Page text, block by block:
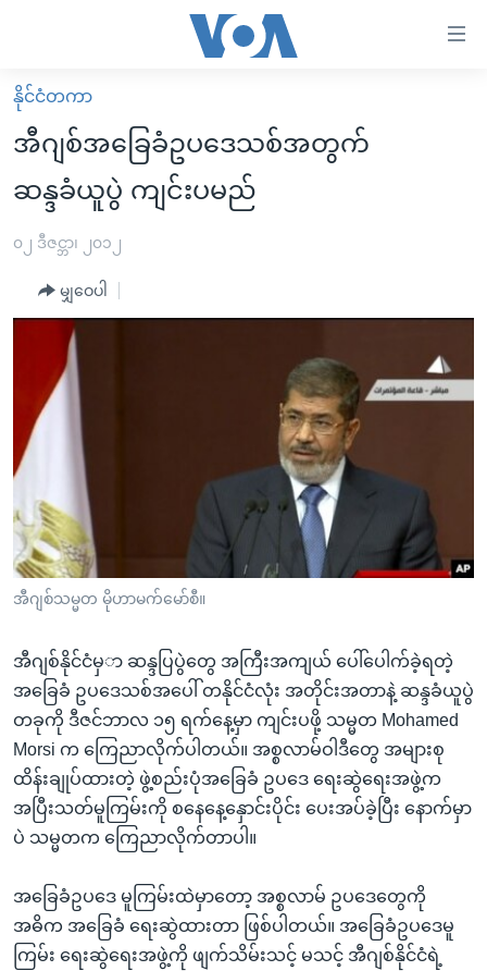
လွယ်ကူ
စေ
Link
များ
အကြောင်းအရာ
ကြည့်
ပင်မ
ညွန်း
စာမျက်နှာ
ကျော်
ရန်
ရှာဖွေ
ရန်
နေရာ
သို့
ကျော်
ရန်
မူလစာမျက်နှာ
မြန်မာ
ကမ္ဘာ့သတင်းများ
နိုင်ငံတကာ
အစ္စရေး-ပါလက်စတိုင်း
ဗွီဒီယို
ရပ်ဝန်းတခု လမ်းတခု အလွန်
အင်္ဂလိပ်စာလေ့လာမယ်
အမေရိကန်သုံးအီဒီယံ
မကြေးမုံရဲ့ အင်္ဂလိပ်စာ
ရုပ်ရှင်ထဲက အင်္ဂလိပ်စာ
သုတပဒေသာ အင်္ဂလိပ်စာ
အပတ်စဉ်ကဏ္ဍများ
ရေဒီယို
ရေဒီယိုနှင့်ရုပ်သံ အချက်အလက်များ
ရေဒီယို/တီဗွီအစီအစဉ်
Learning English
ဗွီအိုအေ လူမှုကွန်ယက်များ
ဘာသာစကားများ
နိုင်ငံတကာ
အီဂျစ်အခြေခံဥပဒေသစ်အတွက်
ဆန္ဒခံယူပွဲ ကျင်းပမည်
၀၂ ဒီဇင္ဘာ၊ ၂၀၁၂
မျှဝေပါ
အီဂျစ်သမ္မတ မိုဟာမက်မော်စီ။
အီဂျစ်နိုင်ငံမှာ ဆန္ဒပြပွဲတွေ အကြီးအကျယ် ပေါ်ပေါက်ခဲ့ရတဲ့
အခြေခံ ဥပဒေသစ်အပေါ် တနိုင်ငံလုံး အတိုင်းအတာနဲ့ ဆန္ဒခံယူပွဲ
တခုကို ဒီဇင်ဘာလ ၁၅ ရက်နေ့မှာ ကျင်းပဖို့ သမ္မတ Mohamed
Morsi က ကြေညာလိုက်ပါတယ်။ အစ္စလာမ်ဝါဒီတွေ အများစု
ထိန်းချုပ်ထားတဲ့ ဖွဲ့စည်းပုံအခြေခံ ဥပဒေ ရေးဆွဲရေးအဖွဲ့က
အပြီးသတ်မူကြမ်းကို စနေနေ့နှောင်းပိုင်း ပေးအပ်ခဲ့ပြီး နောက်မှာ
ပဲ သမ္မတက ကြေညာလိုက်တာပါ။
အခြေခံဥပဒေ မူကြမ်းထဲမှာတော့ အစ္စလာမ် ဥပဒေတွေကို
အဓိက အခြေခံ ရေးဆွဲထားတာ ဖြစ်ပါတယ်။ အခြေခံဥပဒေမူ
ကြမ်း ရေးဆွဲရေးအဖွဲ့ကို ဖျက်သိမ်းသင့် မသင့် အီဂျစ်နိုင်ငံရဲ့